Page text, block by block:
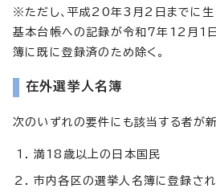
※ただし、平成20年3月2日までに生
基本台帳への記録が令和7年12月1
簿に既に登録済のため除く。
在外選挙人名簿
次のいずれの要件にも該当する者が新
満18歳以上の日本国民
市内各区の選挙人名簿に登録さ